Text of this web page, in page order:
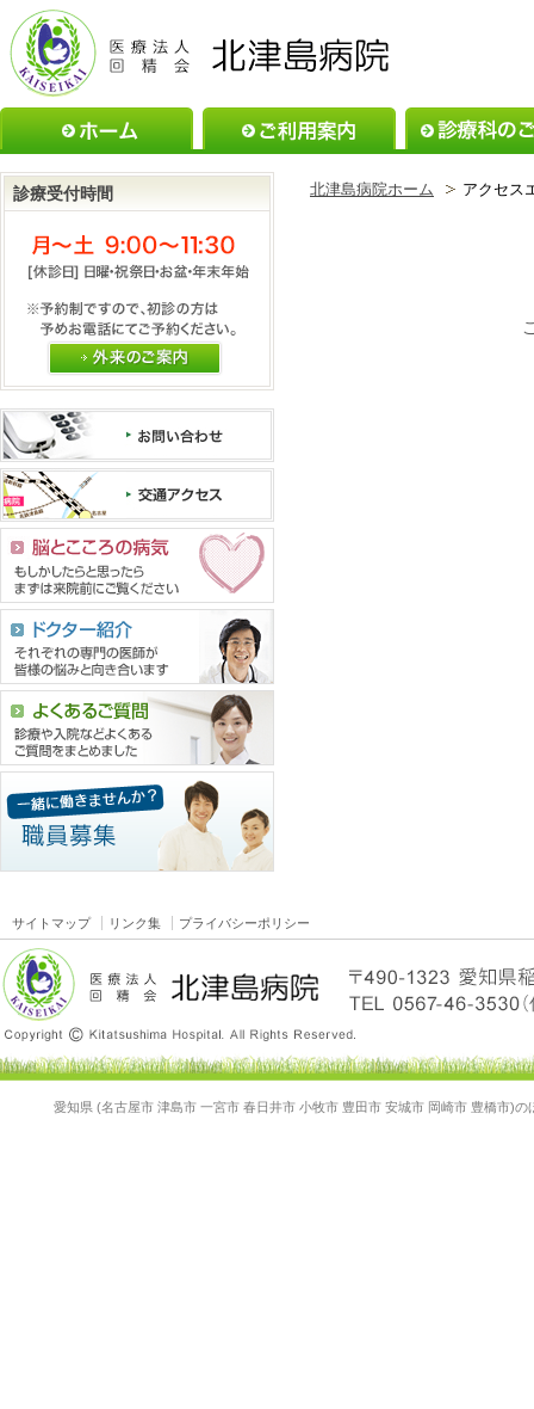
ホーム ご利用案内
北津島病院ホーム アクセス
診療受付時間
サイトマップ リンク集 プライバシーポリシー
愛知県 (名古屋市 津島市 一宮市 春日井市 小牧市 豊田市 安城市 岡崎市 豊橋市)